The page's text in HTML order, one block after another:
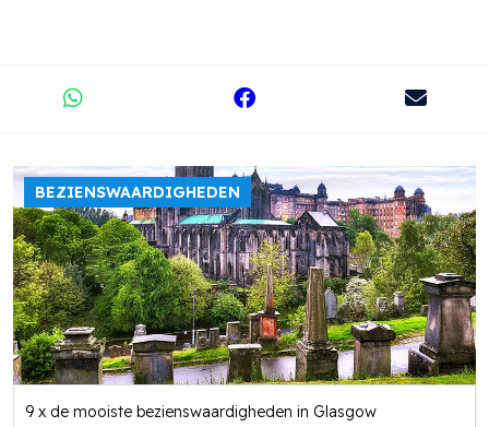
BEZIENSWAARDIGHEDEN
9 x de mooiste bezienswaardigheden in Glasgow